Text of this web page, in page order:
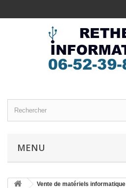
MENU
Vente de matériels informatique